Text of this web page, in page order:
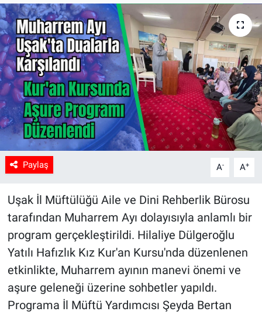
Paylaş A- A+
Uşak İl Müftülüğü Aile ve Dini Rehberlik Bürosu
tarafından Muharrem Ayı dolayısıyla anlamlı bir
program gerçekleştirildi. Hilaliye Dülgeroğlu
Yatılı Hafızlık Kız Kur'an Kursu'nda düzenlenen
etkinlikte, Muharrem ayının manevi önemi ve
aşure geleneği üzerine sohbetler yapıldı.
Programa İl Müftü Yardımcısı Şeyda Bertan